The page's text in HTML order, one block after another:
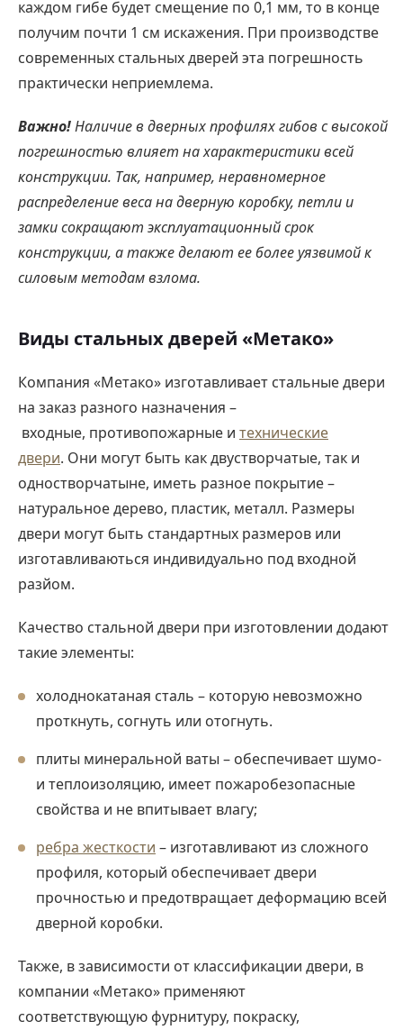
каждом гибе будет смещение по 0,1 мм, то в конце
получим почти 1 см искажения. При производстве
современных стальных дверей эта погрешность
практически неприемлема.
Важно!Наличие в дверных профилях гибов с высокой
погрешностью влияет на характеристики всей
конструкции. Так, например, неравномерное
распределение веса на дверную коробку, петли и
замки сокращают эксплуатационный срок
конструкции, а также делают ее более уязвимой к
силовым методам взлома.
Виды стальных дверей «Метако»
Компания «Метако» изготавливает стальные двери
на заказ разного назначения –
входные, противопожарные и технические
двери. Они могут быть как двустворчатые, так и
одностворчатыне, иметь разное покрытие –
натуральное дерево, пластик, металл. Размеры
двери могут быть стандартных размеров или
изготавливаються индивидуально под входной
разйом.
Качество стальной двери при изготовлении додают
такие элементы:
холоднокатаная сталь – которую невозможно
проткнуть, согнуть или отогнуть.
плиты минеральной ваты – обеспечивает шумо-
и теплоизоляцию, имеет пожаробезопасные
свойства и не впитывает влагу;
ребра жесткости – изготавливают из сложного
профиля, который обеспечивает двери
прочностью и предотвращает деформацию всей
дверной коробки.
Также, в зависимости от классификации двери, в
компании «Метако» применяют
соответствующую фурнитуру, покраску,